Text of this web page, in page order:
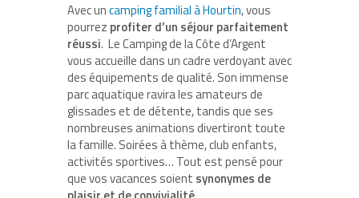
Avec uncamping familial à Hourtin, vous
pourrez profiter d’un séjour parfaitement
réussi. Le Camping de la Côte d’Argent
vous accueille dans un cadre verdoyant avec
des équipements de qualité. Son immense
parc aquatique ravira les amateurs de
glissades et de détente, tandis que ses
nombreuses animations divertiront toute
la famille. Soirées à thème, club enfants,
activités sportives… Tout est pensé pour
que vos vacances soient synonymes de